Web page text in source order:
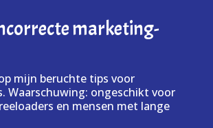
marketing-
mijn beruchte tips voor
Waarschuwing: ongeschikt voor
en mensen met lange